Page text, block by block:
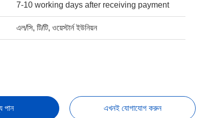
7-10 working days after receiving payment
এল/সি, টি/টি, ওয়েস্টার্ন ইউনিয়ন
পান এখনই যোগাযোগ করুন